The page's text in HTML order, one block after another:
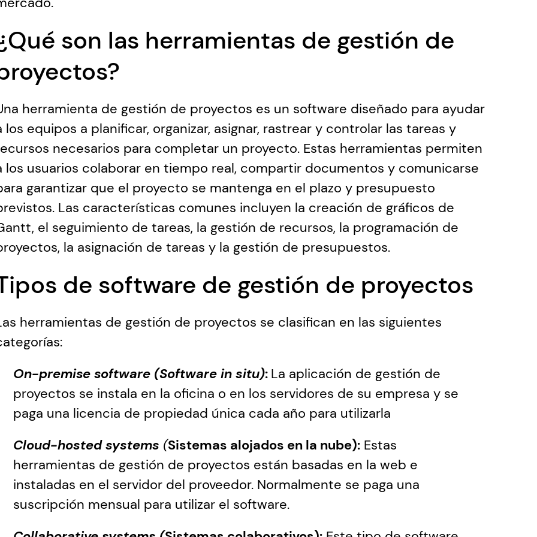
son las herramientas de gestión de
herramienta de gestión de proyectos es un software diseñado para ayudar
los equipos a planificar, organizar, asignar, rastrear y controlar las tareas y
necesarios para completar un proyecto. Estas herramientas permiten
los usuarios colaborar en tiempo real, compartir documentos y comunicarse
garantizar que el proyecto se mantenga en el plazo y presupuesto
Las características comunes incluyen la creación de gráficos de
el seguimiento de tareas, la gestión de recursos, la programación de
la asignación de tareas y la gestión de presupuestos.
de software de gestión de proyectos
herramientas de gestión de proyectos se clasifican en las siguientes
On-premise software (Software in situ): La aplicación de gestión de
proyectos se instala en la oficina o en los servidores de su empresa y se
paga una licencia de propiedad única cada año para utilizarla
Cloud-hosted systems (Sistemas alojados en la nube): Estas
herramientas de gestión de proyectos están basadas en la web e
instaladas en el servidor del proveedor. Normalmente se paga una
suscripción mensual para utilizar el software.